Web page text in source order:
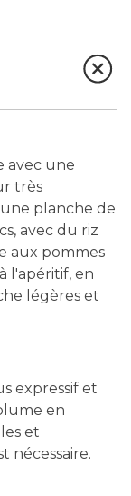
avec une
très
planche de
avec du riz
aux pommes
l'apéritif, en
légères et
expressif et
en
et
nécessaire.